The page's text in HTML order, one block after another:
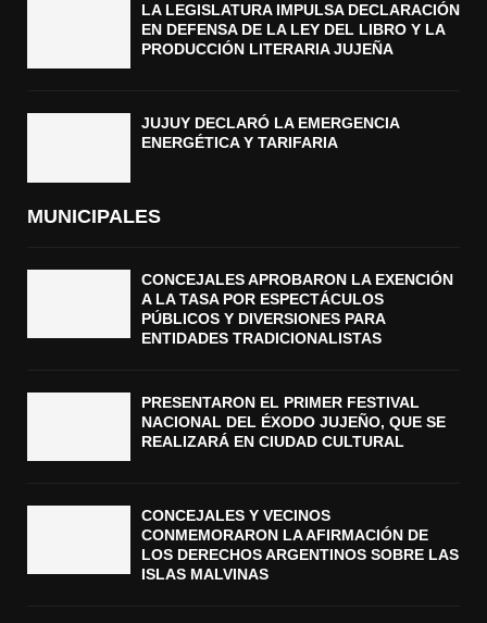
LA LEGISLATURA IMPULSA DECLARACIÓN
EN DEFENSA DE LA LEY DEL LIBRO Y LA
PRODUCCIÓN LITERARIA JUJEÑA
JUJUY DECLARÓ LA EMERGENCIA
ENERGÉTICA Y TARIFARIA
MUNICIPALES
CONCEJALES APROBARON LA EXENCIÓN
A LA TASA POR ESPECTÁCULOS
PÚBLICOS Y DIVERSIONES PARA
ENTIDADES TRADICIONALISTAS
PRESENTARON EL PRIMER FESTIVAL
NACIONAL DEL ÉXODO JUJEÑO, QUE SE
REALIZARÁ EN CIUDAD CULTURAL
CONCEJALES Y VECINOS
CONMEMORARON LA AFIRMACIÓN DE
LOS DERECHOS ARGENTINOS SOBRE LAS
ISLAS MALVINAS